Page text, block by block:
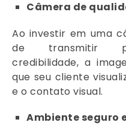
Câmera de
Ao investir em uma
de transmitir
credibilidade, a
que seu cliente
e o contato visual.
Ambiente seguro